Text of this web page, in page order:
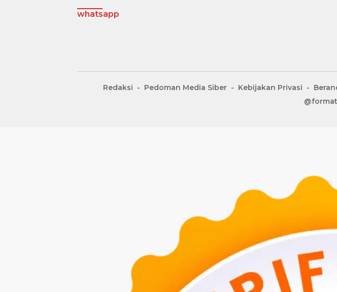
whatsapp
Redaksi Pedoman Media Siber Kebijakan Privasi